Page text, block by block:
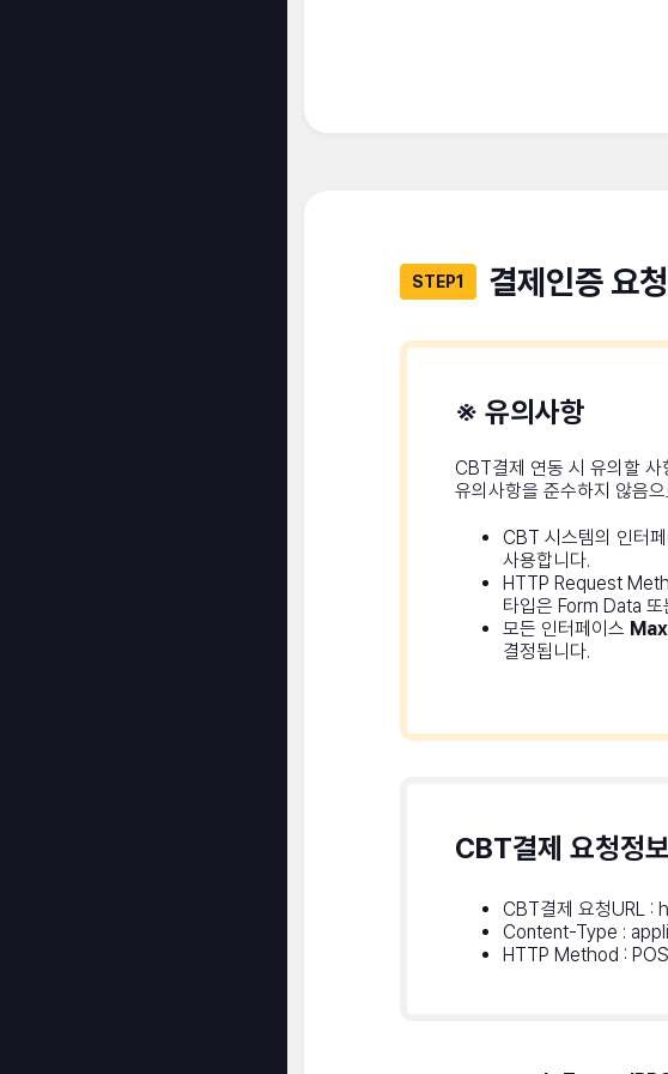
STEP1 결제인증 요청
※ 유의사항
CBT결제 연동 시 유의할 사
유의사항을 준수하지 않음
CBT 시스템의 인터
사용합니다.
HTTP Request
타입은 Form Data
모든 인터페이스
결정됩니다.
CBT결제 요청정보
CBT결제 요청URL
Content-Type :
HTTP Method :